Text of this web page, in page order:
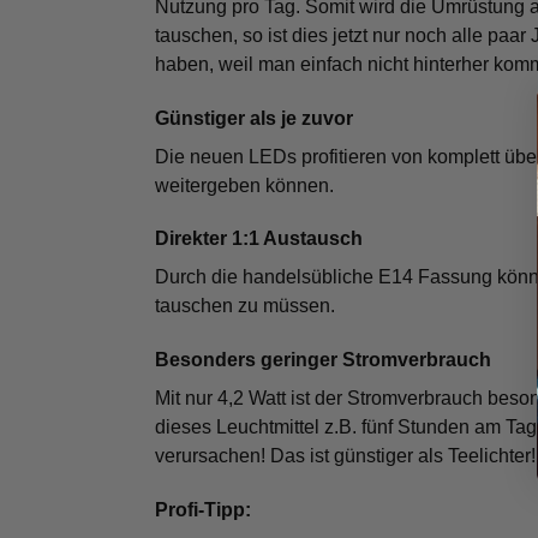
Nutzung pro Tag. Somit wird die
tauschen, so ist dies jetzt nur noch alle paar
haben, weil man einfach nicht hinterher
Günstiger als je zuvor
Die neuen LEDs profitieren von komplett
weitergeben können.
Direkter 1:1 Austausch
Durch die handelsübliche E14 Fassung
tauschen zu müssen.
Besonders geringer Stromverbrauch
Mit nur 4,2 Watt ist der Stromverbrauch
dieses Leuchtmittel z.B. fünf Stunden am
verursachen! Das ist günstiger als Teelichter!
Profi-Tipp: